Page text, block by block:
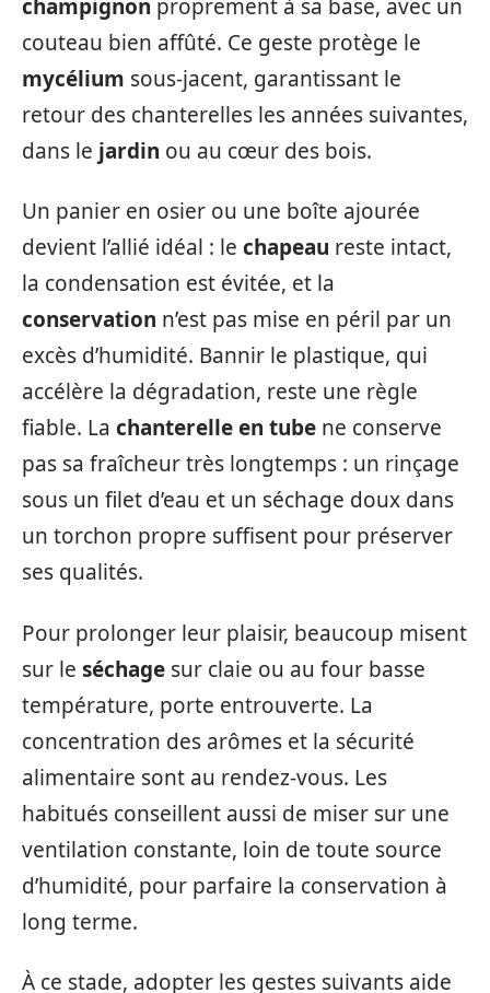
champignon proprement à sa base, avec un
couteau bien affûté. Ce geste protège le
mycélium sous-jacent, garantissant le
retour des chanterelles les années suivantes,
dans le jardin ou au cœur des bois.
Un panier en osier ou une boîte ajourée
devient l’allié idéal : le chapeau reste intact,
la condensation est évitée, et la
conservation n’est pas mise en péril par un
excès d’humidité. Bannir le plastique, qui
accélère la dégradation, reste une règle
fiable. La chanterelle en tube ne conserve
pas sa fraîcheur très longtemps : un rinçage
sous un filet d’eau et un séchage doux dans
un torchon propre suffisent pour préserver
ses qualités.
Pour prolonger leur plaisir, beaucoup misent
sur le séchage sur claie ou au four basse
température, porte entrouverte. La
concentration des arômes et la sécurité
alimentaire sont au rendez-vous. Les
habitués conseillent aussi de miser sur une
ventilation constante, loin de toute source
d’humidité, pour parfaire la conservation à
long terme.
À ce stade, adopter les gestes suivants aide